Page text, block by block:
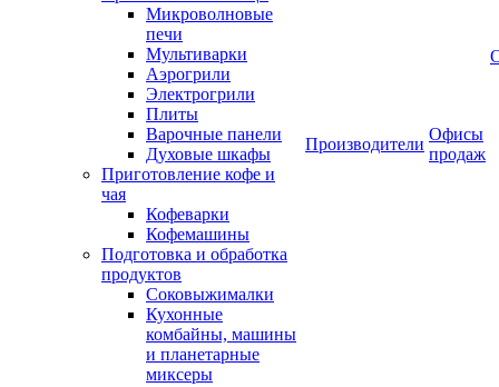
Микроволновые
печи
Мультиварки
Аэрогрили
Электрогрили
Плиты
Варочные панели
Духовые шкафы
Приготовление кофе и
чая
Кофеварки
Кофемашины
Подготовка и обработка
продуктов
Соковыжималки
Кухонные
комбайны, машины
и планетарные
миксеры
Производители
Офисы
продаж